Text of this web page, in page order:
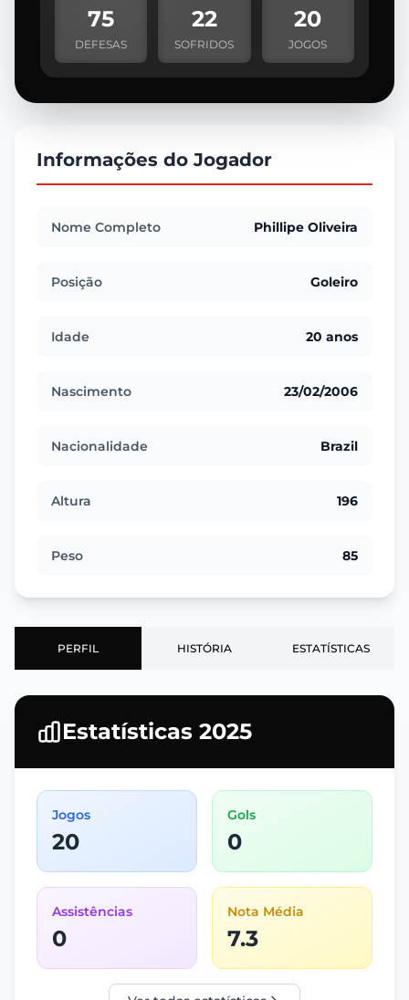
75
DEFESAS
22
SOFRIDOS
20
JOGOS
Informações do Jogador
Nome Completo Phillipe Oliveira
Posição Goleiro
Idade 20 anos
Nascimento 23/02/2006
Nacionalidade Brazil
Altura 196
Peso 85
PERFIL HISTÓRIA ESTATÍSTICAS
Estatísticas 2025
Jogos
20
Gols
0
Assistências
0
Nota Média
7.3